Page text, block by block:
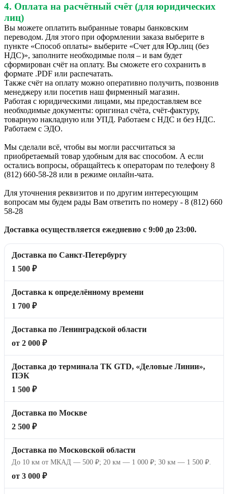
4. Оплата на расчётный счёт (для юридических
лиц)
Вы можете оплатить выбранные товары банковским
переводом. Для этого при оформлении заказа выберите в
пункте «Способ оплаты» выберите «Счет для Юр.лиц (без
НДС)», заполните необходимые поля – и вам будет
сформирован счёт на оплату. Вы сможете его сохранить в
формате .PDF или распечатать.
Также счёт на оплату можно оперативно получить, позвонив
менеджеру или посетив наш фирменный магазин.
Работая с юридическими лицами, мы предоставляем все
необходимые документы: оригинал счёта, счёт-фактуру,
товарную накладную или УПД. Работаем с НДС и без НДС.
Работаем с ЭДО.
Мы сделали всё, чтобы вы могли рассчитаться за
приобретаемый товар удобным для вас способом. А если
остались вопросы, обращайтесь к операторам по телефону 8
(812) 660-58-28 или в режиме онлайн-чата.
Для уточнения реквизитов и по другим интересующим
вопросам мы будем рады Вам ответить по номеру - 8 (812) 660
58-28
Доставка осуществляется ежедневно с 9:00 до 23:00.
Доставка по Санкт-Петербургу
1 500 ₽
Доставка к определённому времени
1 700 ₽
Доставка по Ленинградской области
от 2 000 ₽
Доставка до терминала ТК GTD, «Деловые Линии»,
ПЭК
1 500 ₽
Доставка по Москве
2 500 ₽
Доставка по Московской области
До 10 км от МКАД — 500 ₽; 20 км — 1 000 ₽; 30 км — 1 500 ₽.
от 3 000 ₽